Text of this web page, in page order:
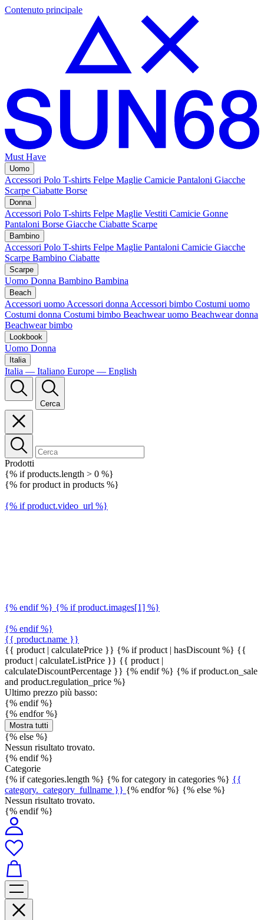
Contenuto principale
Must Have
Uomo
Accessori Polo T-shirts Felpe Maglie Camicie Pantaloni Giacche
Scarpe Ciabatte Borse
Donna
Accessori Polo T-shirts Felpe Maglie Vestiti Camicie Gonne
Pantaloni Borse Giacche Ciabatte Scarpe
Bambino
Accessori Polo T-shirts Felpe Maglie Pantaloni Camicie Giacche
Scarpe Bambino Ciabatte
Scarpe
Uomo Donna Bambino Bambina
Beach
Accessori uomo Accessori donna Accessori bimbo Costumi uomo
Costumi donna Costumi bimbo Beachwear uomo Beachwear donna
Beachwear bimbo
Lookbook
Uomo Donna
Italia
Italia — Italiano Europe — English
Cerca
Prodotti
{% if products.length > 0 %}
{% for product in products %}
{% if product.video_url %}
{% endif %} {% if product.images[1] %}
{% endif %}
{{ product.name }}
{{ product | calculatePrice }} {% if product | hasDiscount %} {{
product | calculateListPrice }} {{ product |
calculateDiscountPercentage }} {% endif %} {% if product.on_sale
and product.regulation_price %}
Ultimo prezzo più basso:
{% endif %}
{% endfor %}
Mostra tutti
{% else %}
Nessun risultato trovato.
{% endif %}
Categorie
{% if categories.length %} {% for category in categories %} {{
category._category_fullname }} {% endfor %} {% else %}
Nessun risultato trovato.
{% endif %}